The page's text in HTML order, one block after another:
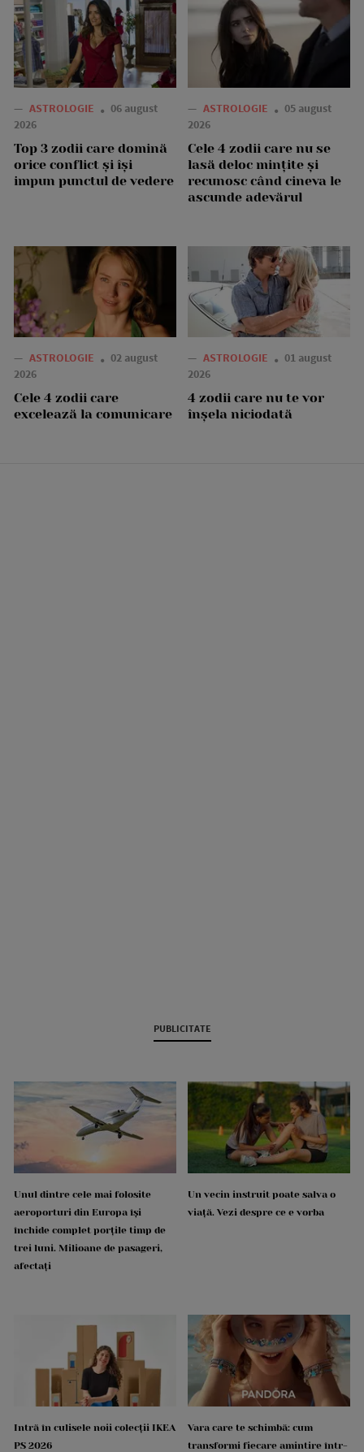
— ASTROLOGIE
06 august
2026
Top 3 zodii care domină
orice conflict și își
impun punctul de vedere
— ASTROLOGIE
05 august
2026
Cele 4 zodii care nu se
lasă deloc mințite și
recunosc când cineva le
ascunde adevărul
— ASTROLOGIE
02 august
2026
Cele 4 zodii care
excelează la comunicare
— ASTROLOGIE
01 august
2026
4 zodii care nu te vor
înșela niciodată
PUBLICITATE
Unul dintre cele mai folosite
aeroporturi din Europa își
închide complet porțile timp de
trei luni. Milioane de pasageri,
afectați
Un vecin instruit poate salva o
viață. Vezi despre ce e vorba
Intră în culisele noii colecții IKEA
PS 2026
Vara care te schimbă: cum
transformi fiecare amintire într-